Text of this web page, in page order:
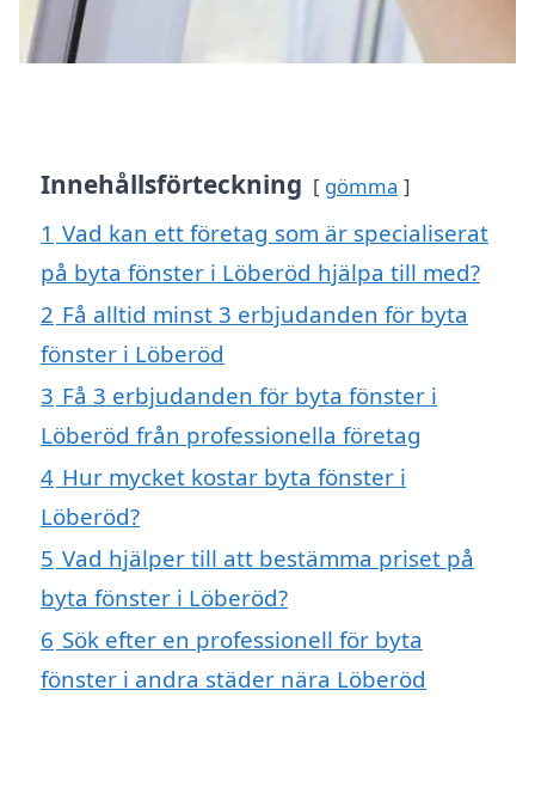
Innehållsförteckning gömma
1 Vad kan ett företag som är specialiserat
på byta fönster i Löberöd hjälpa till med?
2 Få alltid minst 3 erbjudanden för byta
fönster i Löberöd
3 Få 3 erbjudanden för byta fönster i
Löberöd från professionella företag
4 Hur mycket kostar byta fönster i
Löberöd?
5 Vad hjälper till att bestämma priset på
byta fönster i Löberöd?
6 Sök efter en professionell för byta
fönster i andra städer nära Löberöd